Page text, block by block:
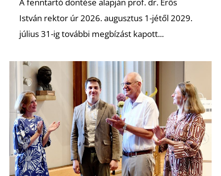
A fenntartó döntése alapján prof. dr. Erős
István rektor úr 2026. augusztus 1-jétől 2029.
július 31-ig további megbízást kapott...